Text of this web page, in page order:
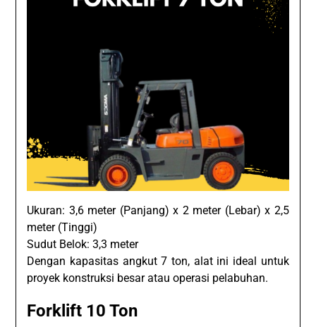
Ukuran: 3,6 meter (Panjang) x 2 meter (Lebar) x 2,5
meter (Tinggi)
Sudut Belok: 3,3 meter
Dengan kapasitas angkut 7 ton, alat ini ideal untuk
proyek konstruksi besar atau operasi pelabuhan.
Forklift 10 Ton